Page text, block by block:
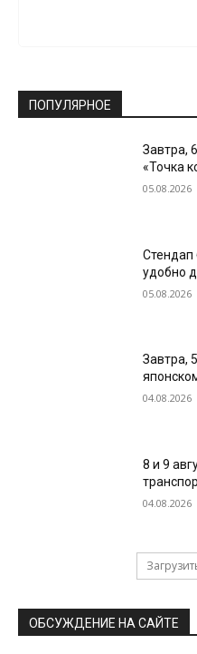
ПОПУЛЯРНОЕ
Завтра,
«Точка
05.08.2026
Стендап
удобно
05.08.2026
Завтра,
04.08.2026
8 и 9
04.08.2026
ОБСУЖДЕНИЕ НА САЙТЕ